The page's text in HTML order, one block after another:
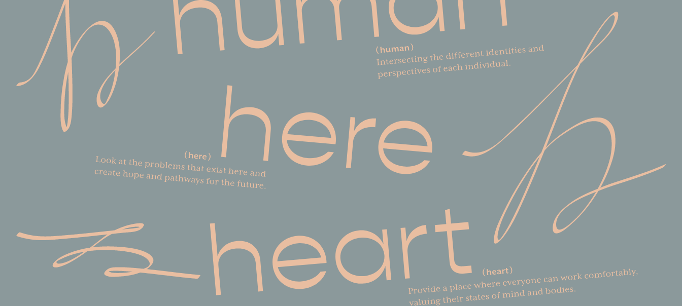
ち上げる。その後、広告や表現の制作過
程においても多様な視点が尊重される場
をつくりたいという思いで2022年に女
性・ノンバイナリーのクリエイターを中
心としたCreative Collective koko、
（株）kokodearを設立。DE＆I、サステ
ナビリティ、多様な美のあり方、ウェル
ビーイングなどの社会的イシューを基軸
としたブランドのコンセプト開発からク
ではの価値観や意思、ユーザーのリアル
な声が交差する部分にこだわり企画を行
Twitter
制作を行っている。
カンヌ国際映画祭で行われたイベント
「JAPAN NIGHT」の映像制作をはじめ、
海外プロジェクトにも積極的に携わって
どのYouTubeチャンネルの撮影・編集も
手がける。2023年に立ち上げた「梨花で
す」では、投稿開始からわずか3ヶ月で
登録者数10万人を達成し、大きな話題を
Website